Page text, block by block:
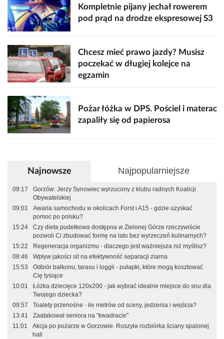
Kompletnie pijany jechał rowerem
pod prąd na drodze ekspresowej S3
Chcesz mieć prawo jazdy? Musisz
poczekać w długiej kolejce na
egzamin
Pożar łóżka w DPS. Pościel i materac
zapaliły się od papierosa
Najnowsze Najpopularniejsze
09:17
Gorzów: Jerzy Synowiec wyrzucony z klubu radnych Koalicji
Obywatelskiej
09:01
Awaria samochodu w okolicach Forst i A15 - gdzie uzyskać
pomoc po polsku?
15:24
Czy dieta pudełkowa dostępna w Zielonej Górze rzeczywiście
pozwoli Ci zbudować formę na lato bez wyrzeczeń kulinarnych?
15:22
Regeneracja organizmu - dlaczego jest ważniejsza niż myślisz?
08:46
Wpływ jakości sit na efektywność separacji ziarna
15:53
Odbiór balkonu, tarasu i loggii - pułapki, które mogą kosztować
Cię tysiące
10:01
Łóżka dziecięce 120x200 - jak wybrać idealne miejsce do snu dla
Twojego dziecka?
09:57
Toalety przenośne - ile metrów od sceny, jedzenia i wejścia?
13:41
Zaatakował seniora na "kwadracie"
11:01
Akcja po pożarze w Gorzowie. Ruszyła rozbiórka ściany spalonej
hali